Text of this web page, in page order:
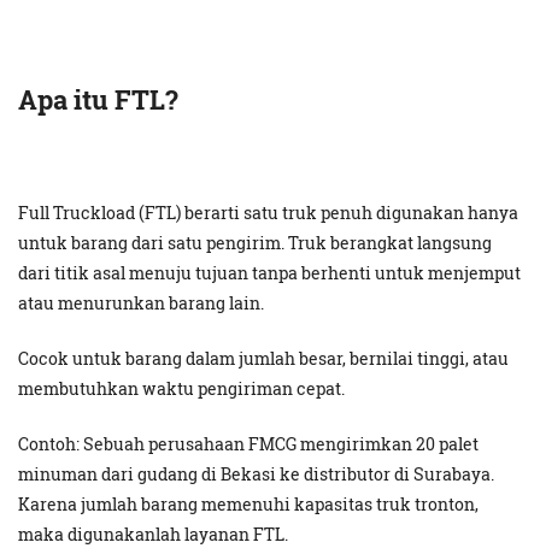
Apa itu FTL?
Full Truckload (FTL) berarti satu truk penuh digunakan hanya
untuk barang dari satu pengirim. Truk berangkat langsung
dari titik asal menuju tujuan tanpa berhenti untuk menjemput
atau menurunkan barang lain.
Cocok untuk barang dalam jumlah besar, bernilai tinggi, atau
membutuhkan waktu pengiriman cepat.
Contoh: Sebuah perusahaan FMCG mengirimkan 20 palet
minuman dari gudang di Bekasi ke distributor di Surabaya.
Karena jumlah barang memenuhi kapasitas truk tronton,
maka digunakanlah layanan FTL.